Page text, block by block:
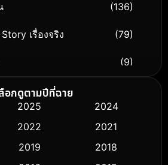
(136)
เรื่องจริง (79)
(9)
ง
ก (50)
อกดูตามปีที่ฉาย
2025
2024
2022
2021
2019
2018